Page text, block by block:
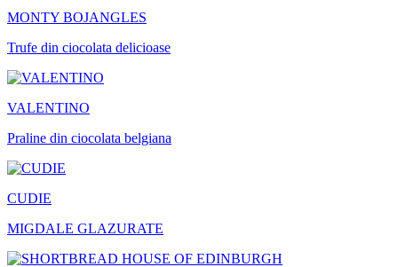
MONTY BOJANGLES
Trufe din ciocolata delicioase
VALENTINO
Praline din ciocolata belgiana
CUDIE
MIGDALE GLAZURATE